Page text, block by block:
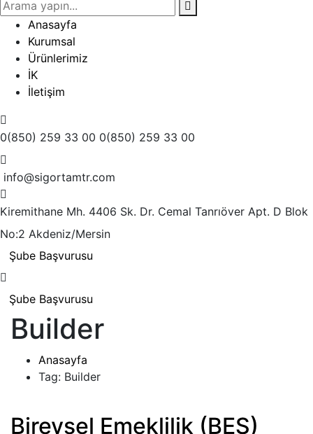
Anasayfa
Kurumsal
Ürünlerimiz
İK
İletişim
0(850) 259 33 00 0(850) 259 33 00
info@sigortamtr.com
Kiremithane Mh. 4406 Sk. Dr. Cemal Tanrıöver Apt. D Blok
No:2 Akdeniz/Mersin
Şube Başvurusu
Şube Başvurusu
Builder
Anasayfa
Tag: Builder
Bireysel Emeklilik (BES)